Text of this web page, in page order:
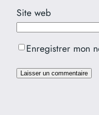
Site web
Enregistrer mon